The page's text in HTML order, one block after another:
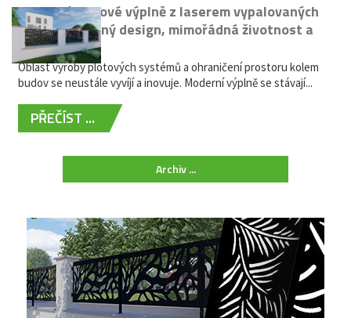
Moderní plotové výplně z laserem vypalovaných
kovů: výjimečný design, mimořádná životnost a
žádná údržba
Oblast výroby plotových systémů a ohraničení prostoru kolem
budov se neustále vyvíjí a inovuje. Moderní výplně se stávají...
PŘEČÍST ...
Archiv ...